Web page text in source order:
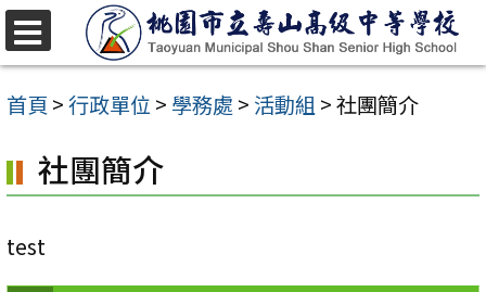
跳
至
主
內
容
區
首頁 >行政單位 > 學務處 > 活動組 >社團簡介
社團簡介
test
選
單